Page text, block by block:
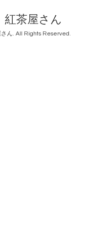
茶屋さん
ん. All Rights Reserved.